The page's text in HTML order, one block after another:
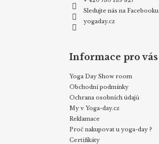
Sledujte nás na Facebooku
yogaday.cz
Informace pro vás
Yoga Day Show room
Obchodní podmínky
Ochrana osobních údajů
My v Yoga-day.cz
Reklamace
Proč nakupovat u yoga-day ?
Certifikáty